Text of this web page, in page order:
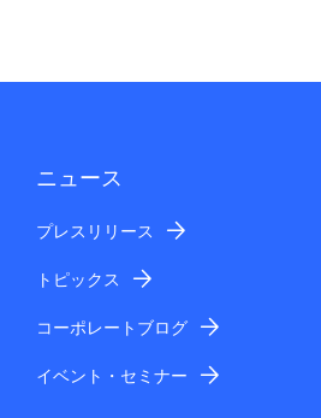
ニュース
プレスリリース
トピックス
コーポレートブログ
イベント・セミナー